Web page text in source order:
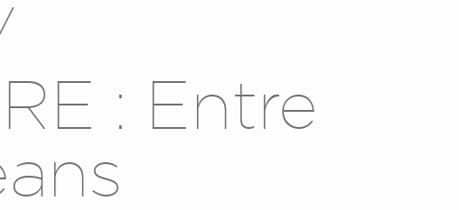
: Entre